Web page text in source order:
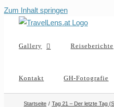
Zum Inhalt springen
Gallery Reiseberichte
Kontakt GH-Fotografie
Startseite Tag 21 – Der letzte Tag